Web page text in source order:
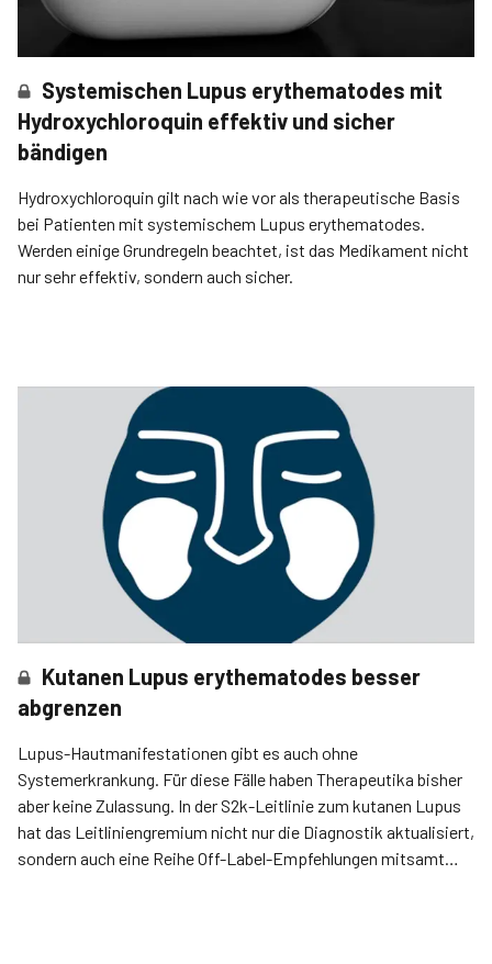
Systemischen Lupus erythematodes mit
Hydroxychloroquin effektiv und sicher
bändigen
Hydroxychloroquin gilt nach wie vor als therapeutische Basis
bei Patienten mit systemischem Lupus erythematodes.
Werden einige Grundregeln beachtet, ist das Medikament nicht
nur sehr effektiv, sondern auch sicher.
Kutanen Lupus erythematodes besser
abgrenzen
Lupus-Hautmanifestationen gibt es auch ohne
Systemerkrankung. Für diese Fälle haben Therapeutika bisher
aber keine Zulassung. In der S2k-Leitlinie zum kutanen Lupus
hat das Leitliniengremium nicht nur die Diagnostik aktualisiert,
sondern auch eine Reihe Off-Label-Empfehlungen mitsamt